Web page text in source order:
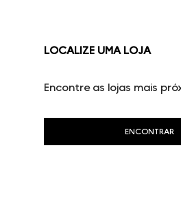
LOCALIZE UMA LOJA
Encontre as lojas mais